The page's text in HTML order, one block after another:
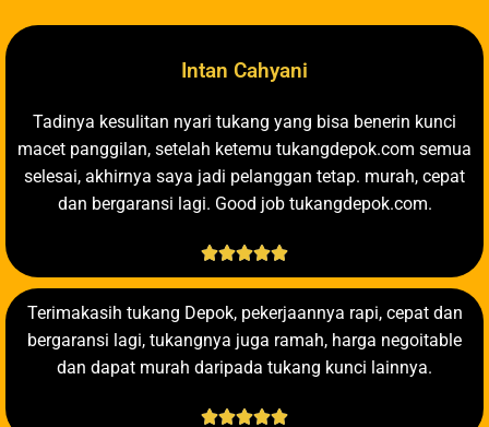
Intan Cahyani
Tadinya kesulitan nyari tukang yang bisa benerin kunci
macet panggilan, setelah ketemu tukangdepok.com semua
selesai, akhirnya saya jadi pelanggan tetap. murah, cepat
dan bergaransi lagi. Good job tukangdepok.com.

Terimakasih tukang Depok, pekerjaannya rapi, cepat dan
bergaransi lagi, tukangnya juga ramah, harga negoitable
dan dapat murah daripada tukang kunci lainnya.
